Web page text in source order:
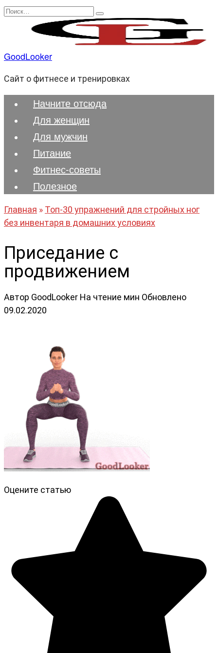
Перейти
содержанию
Search
GoodLooker
Сайт о фитнесе и тренировках
Начните отсюда
Для женщин
Для мужчин
Питание
Фитнес-советы
Полезноe
Главная » Топ-30 упражнений для стройных ног
без инвентаря в домашних условиях
Приседание с
продвижением
Автор GoodLooker На чтение мин Обновлено
09.02.2020
Оцените статью